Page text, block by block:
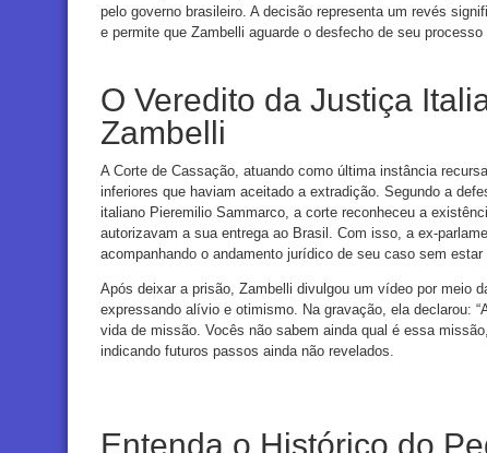
pelo governo brasileiro. A decisão representa um revés
e permite que Zambelli aguarde o desfecho de seu
O Veredito da Justiça
Zambelli
A Corte de Cassação, atuando como última instância
inferiores que haviam aceitado a extradição. Segundo a
italiano Pieremilio Sammarco, a corte reconheceu a
autorizavam a sua entrega ao Brasil. Com isso, a ex-
acompanhando o andamento jurídico de seu caso sem estar
Após deixar a prisão, Zambelli divulgou um vídeo por meio
expressando alívio e otimismo. Na gravação, ela declarou:
vida de missão. Vocês não sabem ainda qual é essa
indicando futuros passos ainda não revelados.
Entenda o Histórico do